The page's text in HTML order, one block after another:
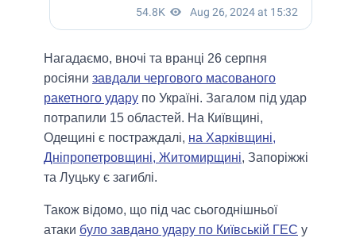
Нагадаємо, вночі та вранці 26 серпня
росіяни завдали чергового масованого
ракетного удару по Україні. Загалом під удар
потрапили 15 областей. На Київщині,
Одещині є постраждалі, на Харківщині,
Дніпропетровщині, Житомирщині, Запоріжжі
та Луцьку є загиблі.
Також відомо, що під час сьогоднішньої
атаки було завдано удару по Київській ГЕС у